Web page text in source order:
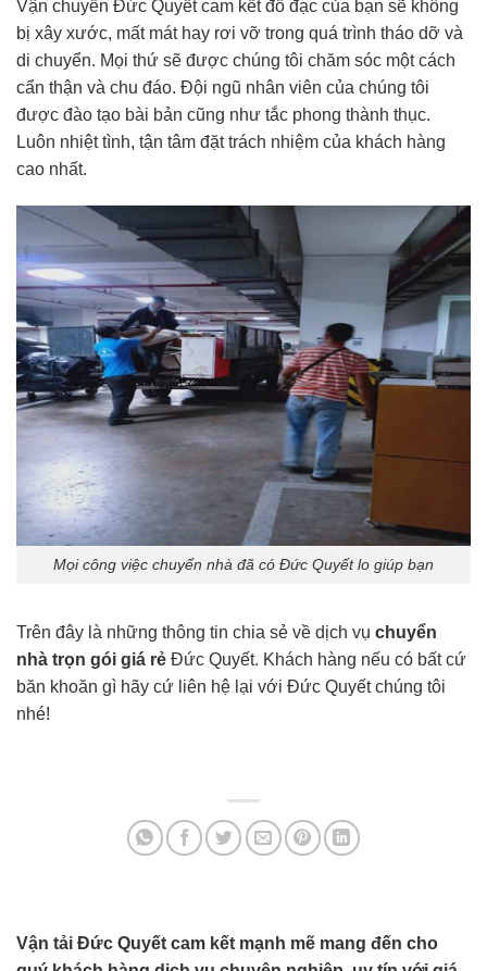
Vận chuyển Đức Quyết cam kết đồ đạc của bạn sẽ không
bị xây xước, mất mát hay rơi vỡ trong quá trình tháo dỡ và
di chuyển. Mọi thứ sẽ được chúng tôi chăm sóc một cách
cẩn thận và chu đáo. Đội ngũ nhân viên của chúng tôi
được đào tạo bài bản cũng như tắc phong thành thục.
Luôn nhiệt tình, tận tâm đặt trách nhiệm của khách hàng
cao nhất.
Mọi công việc chuyển nhà đã có Đức Quyết lo giúp bạn
Trên đây là những thông tin chia sẻ về dịch vụ chuyển
nhà trọn gói giá rẻ Đức Quyết. Khách hàng nếu có bất cứ
băn khoăn gì hãy cứ liên hệ lại với Đức Quyết chúng tôi
nhé!
Vận tải Đức Quyết cam kết mạnh mẽ mang đến cho